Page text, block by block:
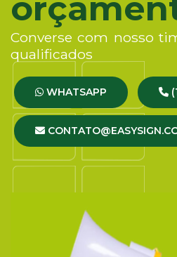
Converse com nosso
qualificados
WHATSAPP